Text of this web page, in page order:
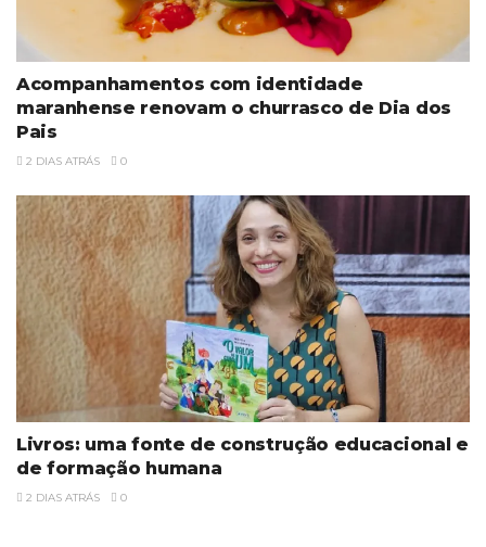
Acompanhamentos com identidade
maranhense renovam o churrasco de Dia dos
Pais
2 DIAS ATRÁS 0
Livros: uma fonte de construção educacional e
de formação humana
2 DIAS ATRÁS 0